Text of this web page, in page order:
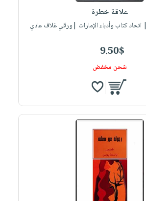
علاقة خطرة
| اتحاد كتاب وأدباء الإمارات |ورقي غلاف عادي
9.50$
شحن مخفض